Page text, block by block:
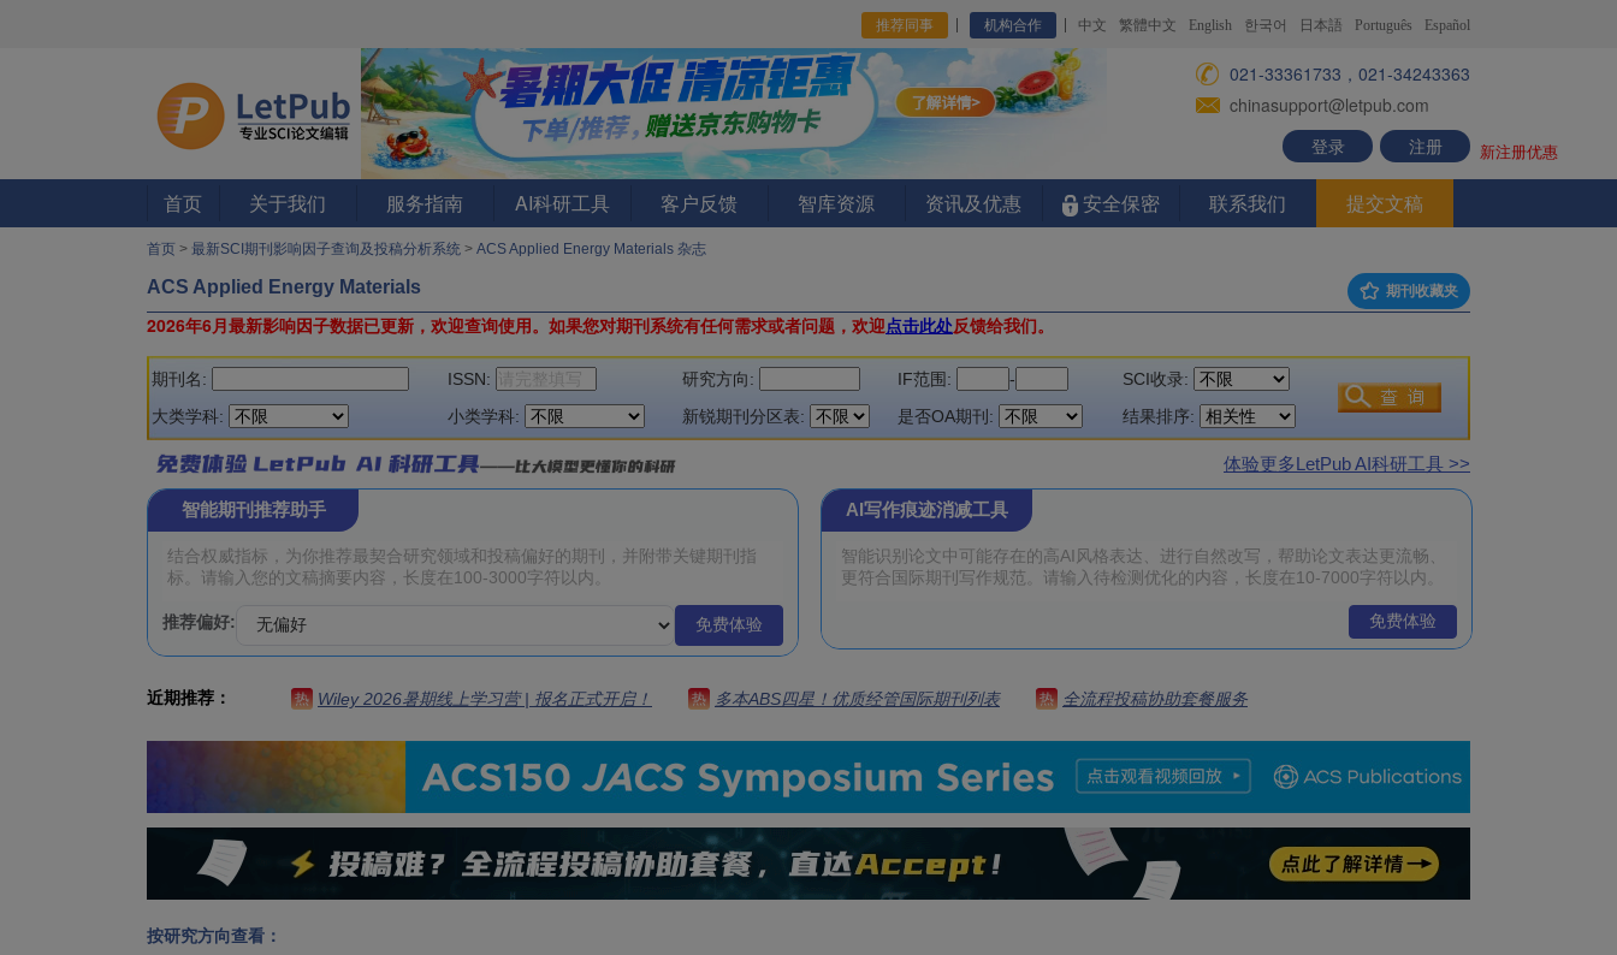
推荐同事 机构合作 中文 繁體中文 English 한국어 日本語 Português Español
021-33361733，021-34243363
chinasupport@letpub.com
登录
注册 新注册优惠
首页 关于我们 服务指南 AI科研工具 客户反馈 智库资源 资讯及优惠 安全保密 联系我们 提交文稿
首页 > 最新SCI期刊影响因子查询及投稿分析系统 > ACS Applied Energy Materials 杂志
ACS Applied Energy Materials 期刊收藏夹
2026年6月最新影响因子数据已更新，欢迎查询使用。 如果您对期刊系统有任何需求或者问题，欢迎点击此处反馈给我们。
期刊名: ISSN: 研究方向: IF范围: -
SCI收录:
大类学科:
小类学科: 新锐期刊分区表: 是否OA期刊: 结果排序:
体验更多LetPub AI科研工具 >>
智能期刊推荐助手
推荐偏好: 免费体验
AI写作痕迹消减工具
免费体验
近期推荐： 热 Wiley 2026暑期线上学习营 | 报名正式开启！ 热 多本ABS四星！优质经管国际期刊列表 热 全流程投稿协助套餐服务
按研究方向查看：